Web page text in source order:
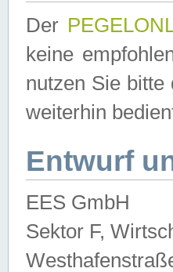
Der
keine
nutzen Sie bitte
weiterhin
Entwurf
EES GmbH
Sektor F,